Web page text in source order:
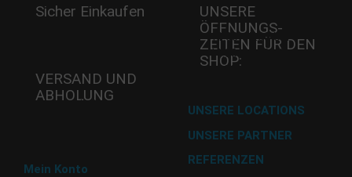
Sicher Einkaufen
VERSAND UND
ABHOLUNG
Versand mit DHL
Mein Konto
UNSERE
ÖFFNUNGS­
ZEITEN FÜR DEN
SHOP:
Mi - 11:00-17:00 Uhr
Do -11:00-17:00 Uhr
Fr - 11:00-17:00 Uhr
UNSERE LOCATIONS
UNSERE PARTNER
REFERENZEN